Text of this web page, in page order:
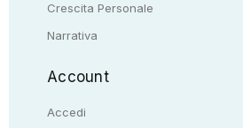
Crescita Personale
Narrativa
Account
Accedi